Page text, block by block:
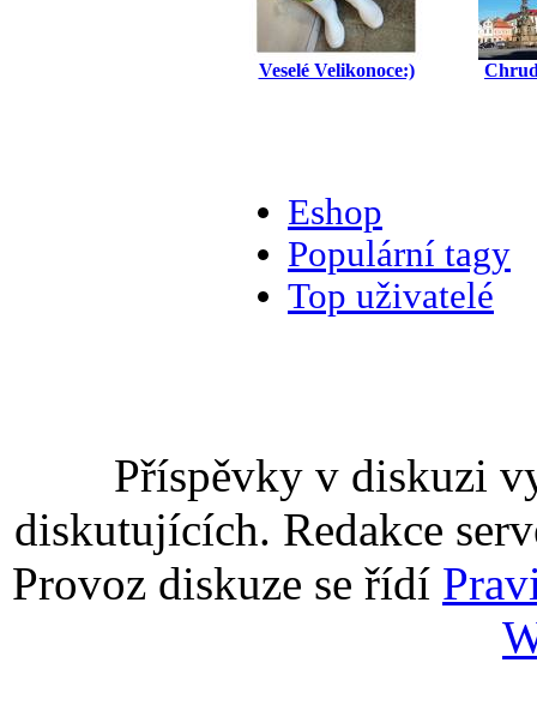
Veselé Velikonoce:)
Eshop
Populární tagy
Top uživatelé
Příspěvky v diskuzi
diskutujících. Redakce
Provoz diskuze se řídí